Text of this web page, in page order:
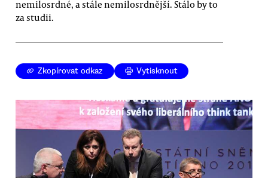
nemilosrdné, a stále nemilosrdnější. Stálo by to
za studii.
Zkopírovat odkaz Vytisknout